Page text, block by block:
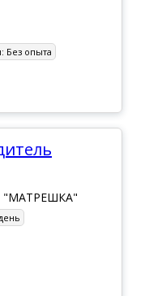
Без опыта
"МАТРЕШКА"